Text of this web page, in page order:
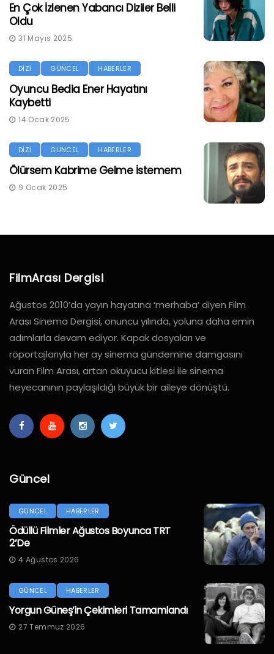
En Çok İzlenen Yabancı Diziler Belli
Oldu
31 Mayıs 2025
DİZİ GÜNCEL HABERLER
Oyuncu Bedia Ener Hayatını
Kaybetti
14 Ocak 2025
DİZİ GÜNCEL HABERLER
Ölürsem Kabrime Gelme İstemem
9 Ocak 2025
FilmArası Dergisi
Ağustos 2010’da yayın hayatına ‘merhaba’ diyen Film
Arası Sinema Dergisi, onuncu yılında, yoluna daha emin
adımlarla devam ediyor. Kapak dosyaları ve
röportajlarıyla her ay sinema gündemine damgasını
vuran Film Arası, artan okuyucu kitlesi ile sinema
heyecanının paylaşıldığı büyük bir aileye dönüştü.
Güncel
GÜNCEL HABERLER
Ödüllü Filmler Ağustos Boyunca TRT
2’de
4 Ağustos 2026
GÜNCEL HABERLER
Yorgun Güneş’in Çekimleri Tamamlandı
27 Temmuz 2026